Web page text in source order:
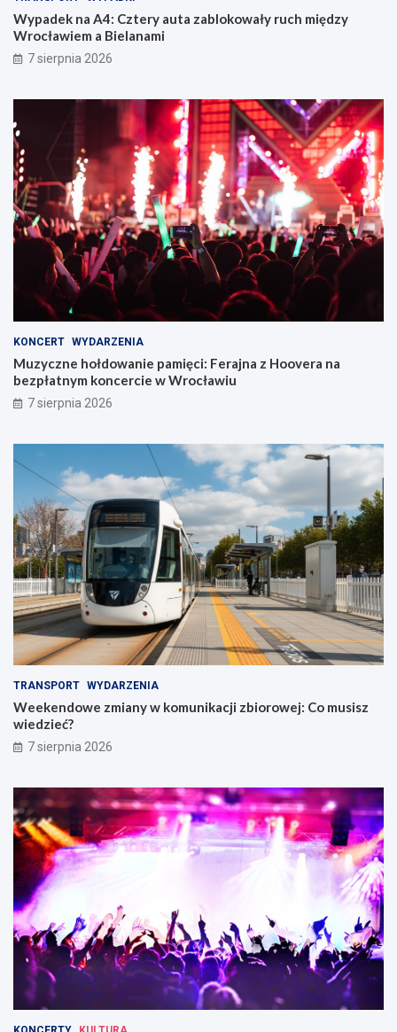
Wypadek na A4: Cztery auta zablokowały ruch między
Wrocławiem a Bielanami
7 sierpnia 2026
KONCERT WYDARZENIA
Muzyczne hołdowanie pamięci: Ferajna z Hoovera na
bezpłatnym koncercie w Wrocławiu
7 sierpnia 2026
TRANSPORT WYDARZENIA
Weekendowe zmiany w komunikacji zbiorowej: Co musisz
wiedzieć?
7 sierpnia 2026